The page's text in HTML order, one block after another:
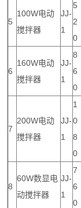
5
100W电动
搅拌器
JJ-
1
5
2
0
6
160W电动
搅拌器
JJ-
1
8
6
0
7
200W电动
搅拌器
JJ-
1
1
0
8
0
8
60W数显电
动搅拌器
JJ-
1
7
6
0